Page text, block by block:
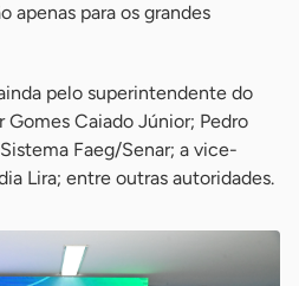
apenas para os grandes
pelo superintendente do
Gomes Caiado Júnior; Pedro
Faeg/Senar; a vice-
Lira; entre outras autoridades.